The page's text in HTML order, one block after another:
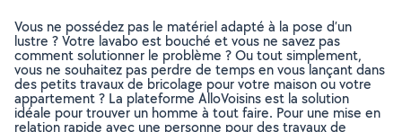
Vous ne possédez pas le matériel adapté à la pose d’un
lustre ? Votre lavabo est bouché et vous ne savez pas
comment solutionner le problème ? Ou tout simplement,
vous ne souhaitez pas perdre de temps en vous lançant dans
des petits travaux de bricolage pour votre maison ou votre
appartement ? La plateforme AlloVoisins est la solution
idéale pour trouver un homme à tout faire. Pour une mise en
relation rapide avec une personne pour des travaux de